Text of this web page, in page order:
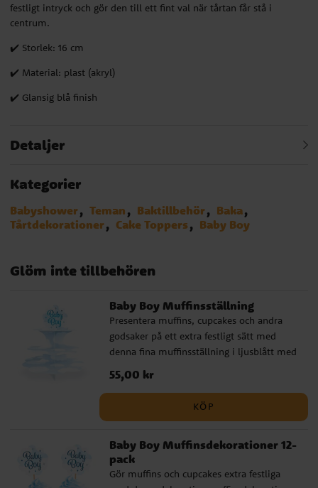
festligt intryck och gör den till ett fint val när tårtan får stå i
centrum.
✔️ Storlek: 16 cm
✔️ Material: plast (akryl)
✔️ Glansig blå finish
Detaljer
Kategorier
Babyshower Teman Baktillbehör
Baka
Tårtdekorationer
Cake Toppers Baby Boy
Glöm inte tillbehören
Baby Boy Muffinsställning
Presentera muffins, cupcakes och andra
godsaker på ett extra festligt sätt med
denna fina muffinsställning i ljusblått med
molnmotiv och texten Baby Boy. Den
passar perfekt till baby shower, dop,
välkomstfest eller andra firanden där du
vill skapa ett sött och genomtänkt
dekorativ detalj samtidigt som den gör det
enkelt att lyfta fram bakverken på ett
snyggt sätt. Den är tillverkad av FSC-
Pris:55,00 kr
55,00 kr
KÖP
Baby Boy Muffinsdekorationer 12-
pack
Gör muffins och cupcakes extra festliga